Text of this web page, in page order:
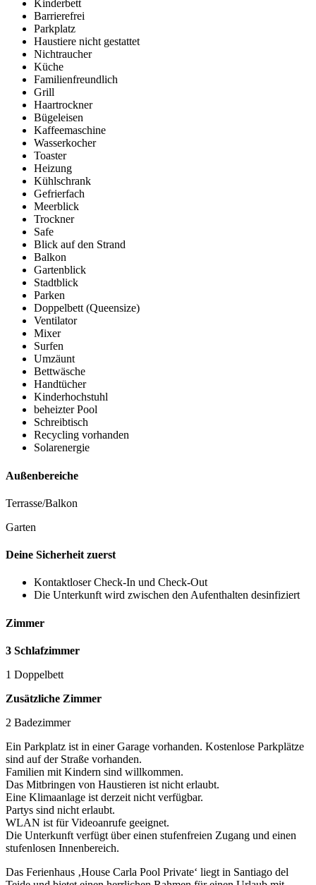
Kinderbett
Barrierefrei
Parkplatz
Haustiere nicht gestattet
Nichtraucher
Küche
Familienfreundlich
Grill
Haartrockner
Bügeleisen
Kaffeemaschine
Wasserkocher
Toaster
Heizung
Kühlschrank
Gefrierfach
Meerblick
Trockner
Safe
Blick auf den Strand
Balkon
Gartenblick
Stadtblick
Parken
Doppelbett (Queensize)
Ventilator
Mixer
Surfen
Umzäunt
Bettwäsche
Handtücher
Kinderhochstuhl
beheizter Pool
Schreibtisch
Recycling vorhanden
Solarenergie
Außenbereiche
Terrasse/Balkon
Garten
Deine Sicherheit zuerst
Kontaktloser Check-In und Check-Out
Die Unterkunft wird zwischen den Aufenthalten desinfiziert
Zimmer
3 Schlafzimmer
1 Doppelbett
Zusätzliche Zimmer
2 Badezimmer
Ein Parkplatz ist in einer Garage vorhanden. Kostenlose Parkplätze
sind auf der Straße vorhanden.
Familien mit Kindern sind willkommen.
Das Mitbringen von Haustieren ist nicht erlaubt.
Eine Klimaanlage ist derzeit nicht verfügbar.
Partys sind nicht erlaubt.
WLAN ist für Videoanrufe geeignet.
Die Unterkunft verfügt über einen stufenfreien Zugang und einen
stufenlosen Innenbereich.
Das Ferienhaus ‚House Carla Pool Private‘ liegt in Santiago del